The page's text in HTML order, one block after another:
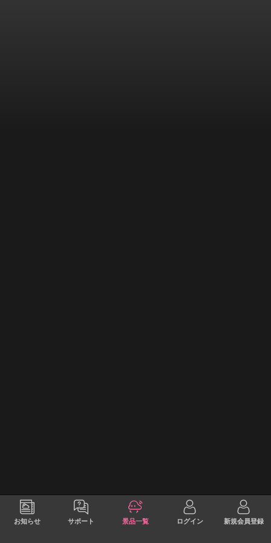
お知らせ サポート 景品一覧 ログイン 新規会員登録